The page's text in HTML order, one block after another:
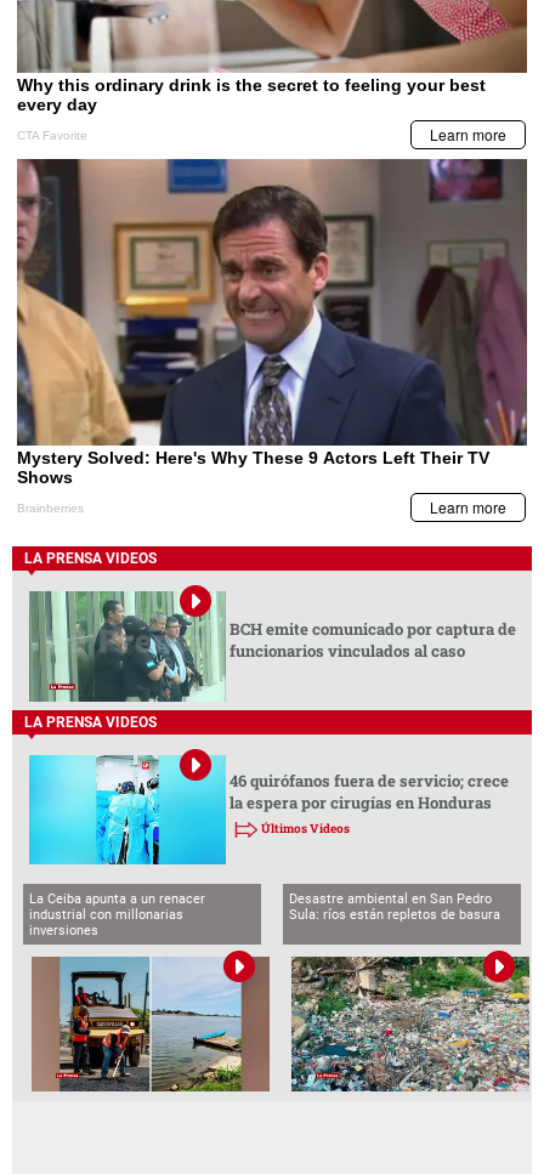
LA PRENSA VIDEOS
BCH emite comunicado por captura de
funcionarios vinculados al caso
LA PRENSA VIDEOS
46 quirófanos fuera de servicio; crece
la espera por cirugías en Honduras
Últimos Videos
La Ceiba apunta a un renacer
industrial con millonarias
inversiones
Desastre ambiental en San Pedro
Sula: ríos están repletos de basura